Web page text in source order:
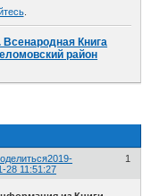
.
Всенародная Книга
район
1
2019-
28 11:51:27